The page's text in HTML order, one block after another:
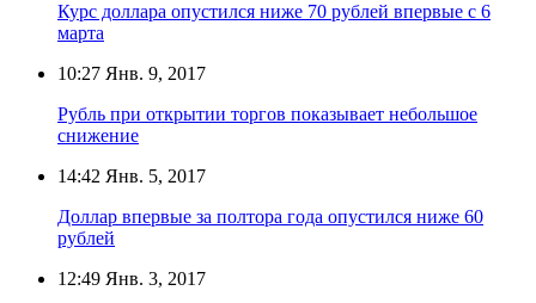
Курс доллара опустился ниже 70 рублей впервые с 6
марта
10:27 Янв. 9, 2017
Рубль при открытии торгов показывает небольшое
снижение
14:42 Янв. 5, 2017
Доллар впервые за полтора года опустился ниже 60
рублей
12:49 Янв. 3, 2017